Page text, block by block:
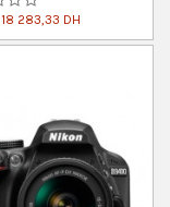
18 283,33 DH